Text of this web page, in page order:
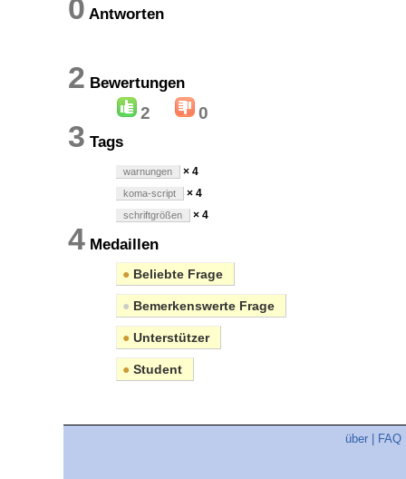
0 Antworten
2 Bewertungen
2 0
3 Tags
warnungen × 4
koma-script × 4
schriftgrößen × 4
4 Medaillen
● Beliebte Frage
● Bemerkenswerte Frage
● Unterstützer
● Student
über FAQ